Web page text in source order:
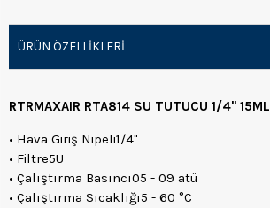
ÜRÜN ÖZELLIKLERI
RTRMAXAIR RTA814 SU TUTUCU 1/4" 15ML
• Hava Giriş Nipeli1/4"
• Filtre5U
• Çalıştırma Basıncı05 - 09 atü
• Çalıştırma Sıcaklığı5 - 60 °C